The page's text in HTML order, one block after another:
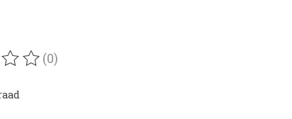
van dit product is
(0)